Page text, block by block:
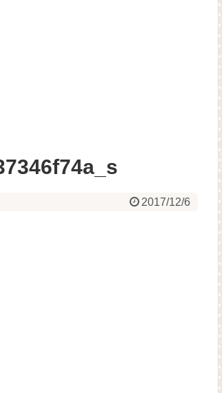
2017/12/6